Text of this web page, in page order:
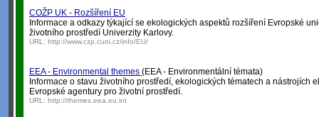
COŽP UK - Rozšíření EU
Informace a odkazy týkající se ekologických aspektů rozšíření Evropské
životního prostředí Univerzity Karlovy.
URL: http://www.czp.cuni.cz/info/EU/
EEA - Environmental themes (EEA - Environmentální témata)
Informace o stavu životního prostředí, ekologických tématech a nástrojích
Evropské agentury pro životní prostředí.
URL: http://themes.eea.eu.int